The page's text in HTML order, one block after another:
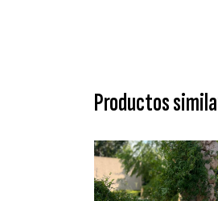
Productos